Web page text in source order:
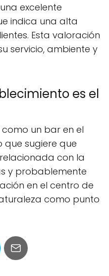
excelente
indica una alta
Esta valoración
servicio, ambiente y
es el
como un bar en el
sugiere que
con la
y probablemente
en el centro de
como punto